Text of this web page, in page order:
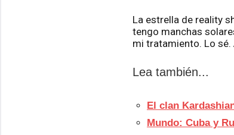
La estrella de reality
tengo manchas
mi tratamiento. Lo
Lea también...
El clan
Mundo: Cuba y